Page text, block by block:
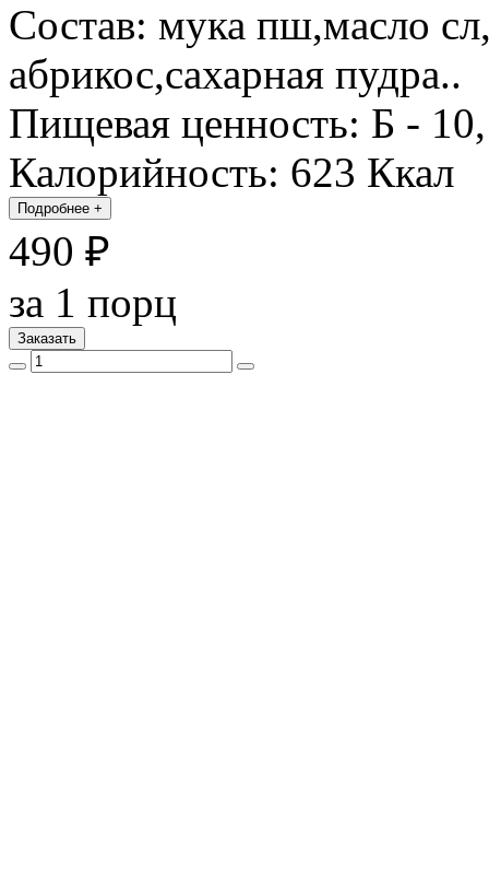
Состав: мука пш,масло
абрикос,сахарная пудра..
Пищевая ценность: Б -
Калорийность: 623 Ккал
Подробнее +
490 ₽
за 1 порц
Заказать